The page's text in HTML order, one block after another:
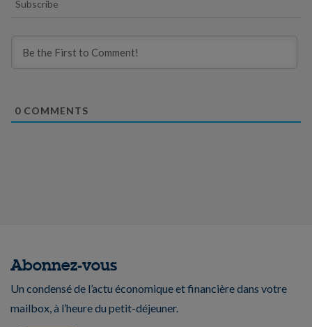
Subscribe
0 COMMENTS
Abonnez-vous
Un condensé de l’actu économique et financière dans votre
mailbox, à l’heure du petit-déjeuner.